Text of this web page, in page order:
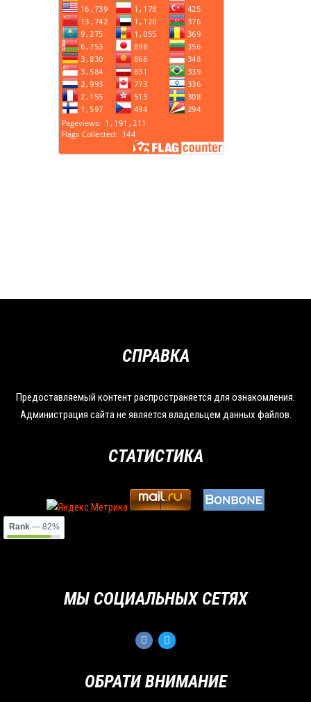
ОБРАТИ ВНИМАНИЕ
СПРАВКА
Предоставляемый контент распространяется для ознакомления.
Администрация сайта не является владельцем данных файлов.
СТАТИСТИКА
Rank— 82%
МЫ СОЦИАЛЬНЫХ СЕТЯХ